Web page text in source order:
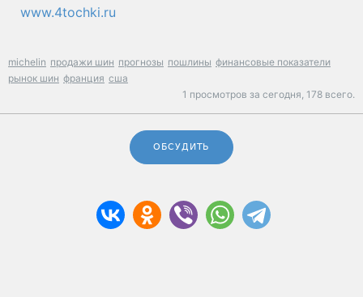
www.4tochki.ru
michelin продажи шин прогнозы пошлины финансовые показатели
рынок шин франция сша
1 просмотров за сегодня, 178 всего.
ОБСУДИТЬ